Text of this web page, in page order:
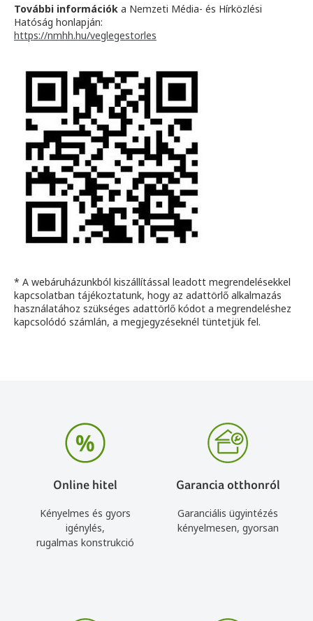
További információk a Nemzeti Média- és Hírközlési
Hatóság honlapján:
https://nmhh.hu/veglegestorles
* A webáruházunkból kiszállítással leadott megrendelésekkel
kapcsolatban tájékoztatunk, hogy az adattörlő alkalmazás
használatához szükséges adattörlő kódot a megrendeléshez
kapcsolódó számlán, a megjegyzéseknél tüntetjük fel.
Online hitel
Kényelmes és gyors
igénylés,
rugalmas konstrukció
Garancia otthonról
Garanciális ügyintézés
kényelmesen, gyorsan